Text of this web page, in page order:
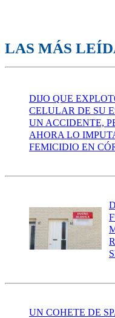
LAS MÁS
DIJO QUE
CELULAR DE SU
UN ACCIDENTE,
AHORA LO
FEMICIDIO EN
UN COHETE DE